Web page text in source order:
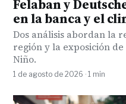
Felaban y
en la banca y el
Dos análisis abordan la
región y la exposición
Niño.
1 de agosto de 2026 · 1 min